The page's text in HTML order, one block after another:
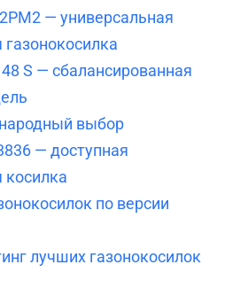
— универсальная
S — сбалансированная
выбор
— доступная
косилка
по версии
лучших газонокосилок